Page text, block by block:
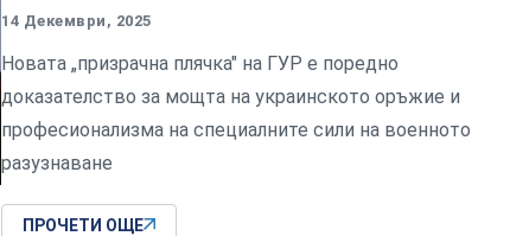
14 Декември, 2025
Новата „призрачна плячка" на ГУР е поредно
доказателство за мощта на украинското оръжие и
професионализма на специалните сили на военното
разузнаване
ПРОЧЕТИ ОЩЕ